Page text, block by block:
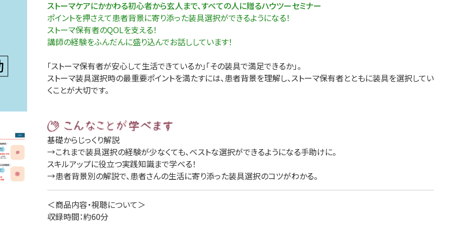
栄養
産業保健 在宅医療・看護
ストーマケアにかかわる初心者から玄人まで、すべての人に贈るハウツーセミナー
ポイントを押さえて患者背景に寄り添った装具選択ができるようになる！
ストーマ保有者のQOLを支える！
講師の経験をふんだんに盛り込んでお話ししています！
「ストーマ保有者が安心して生活できているか」「その装具で満足できるか」。
ストーマ装具選択時の最重要ポイントを満たすには、患者背景を理解し、ストーマ保有者とともに装具を選択してい
くことが大切です。
基礎からじっくり解説
→これまで装具選択の経験が少なくても、ベストな選択ができるようになる手助けに。
スキルアップに役立つ実践知識まで学べる！
→患者背景別の解説で、患者さんの生活に寄り添った装具選択のコツがわかる。
＜商品内容・視聴について＞
収録時間：約60分